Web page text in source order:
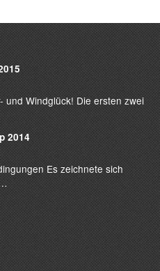
und Windglück! Die ersten zwei
2014
Es zeichnete sich